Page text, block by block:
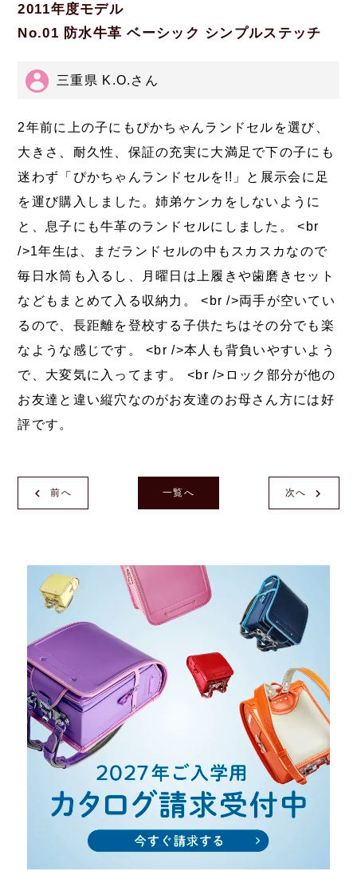
2011年度モデル
No.01 防水牛革 ベーシック シンプルステッチ
三重県 K.O.さん
2年前に上の子にもぴかちゃんランドセルを選び、
大きさ、耐久性、保証の充実に大満足で下の子にも
迷わず「ぴかちゃんランドセルを!!」と展示会に足
を運び購入しました。姉弟ケンカをしないように
と、息子にも牛革のランドセルにしました。 <br
/>1年生は、まだランドセルの中もスカスカなので
毎日水筒も入るし、月曜日は上履きや歯磨きセット
などもまとめて入る収納力。 <br />両手が空いてい
るので、長距離を登校する子供たちはその分でも楽
なような感じです。 <br />本人も背負いやすいよう
で、大変気に入ってます。 <br />ロック部分が他の
お友達と違い縦穴なのがお友達のお母さん方には好
評です。
前へ 次へ
一覧へ